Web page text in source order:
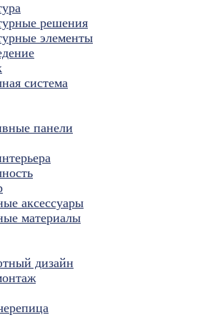
решения
элементы
система
панели
аксессуары
материалы
дизайн